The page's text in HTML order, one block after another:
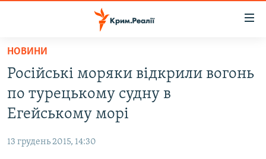
Перейти
основного
матеріалу
Перейти
до
основної
навігації
ВІДЕО ТА ФОТО
БЛОГИ
НОВИНИ
Російські моряки відкрили вогонь
по турецькому судну в
Егейському морі
13 грудень 2015, 14:30